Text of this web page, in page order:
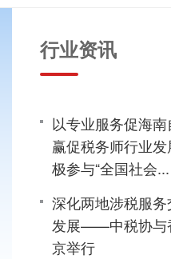
行业资讯
以专业服务促海
赢促税务师行业
极参与“全国社会...
深化两地涉税服
发展——中税协与
京举行